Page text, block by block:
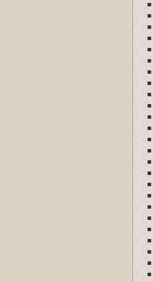
■
■
■
■
■
■
■
■
■
■
■
■
■
■
■
■
■
■
■
■
■
■
■
■
■